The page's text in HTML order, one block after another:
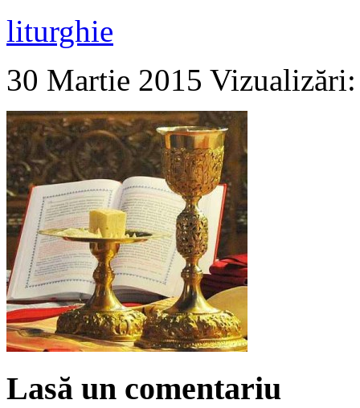
liturghie
30 Martie 2015
Lasă un comentariu